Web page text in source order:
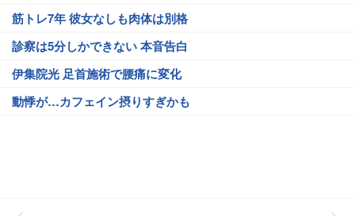
筋トレ7年 彼女なしも肉体は別格
診察は5分しかできない 本音告白
伊集院光 足首施術で腰痛に変化
動悸が…カフェイン摂りすぎかも